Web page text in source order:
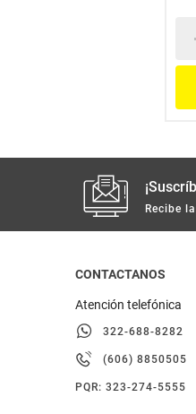
Recibe
CONTACTANOS
Atención telefónica
322-688-8282
(606) 8850505
PQR: 323-274-5555